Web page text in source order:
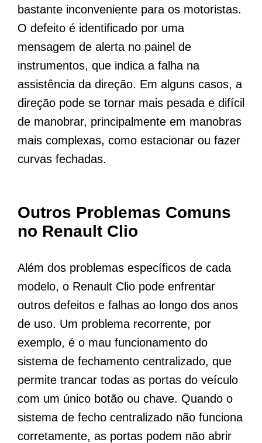
bastante inconveniente para os motoristas.
O defeito é identificado por uma
mensagem de alerta no painel de
instrumentos, que indica a falha na
assistência da direção. Em alguns casos, a
direção pode se tornar mais pesada e difícil
de manobrar, principalmente em manobras
mais complexas, como estacionar ou fazer
curvas fechadas.
Outros Problemas Comuns
no Renault Clio
Além dos problemas específicos de cada
modelo, o Renault Clio pode enfrentar
outros defeitos e falhas ao longo dos anos
de uso. Um problema recorrente, por
exemplo, é o mau funcionamento do
sistema de fechamento centralizado, que
permite trancar todas as portas do veículo
com um único botão ou chave. Quando o
sistema de fecho centralizado não funciona
corretamente, as portas podem não abrir